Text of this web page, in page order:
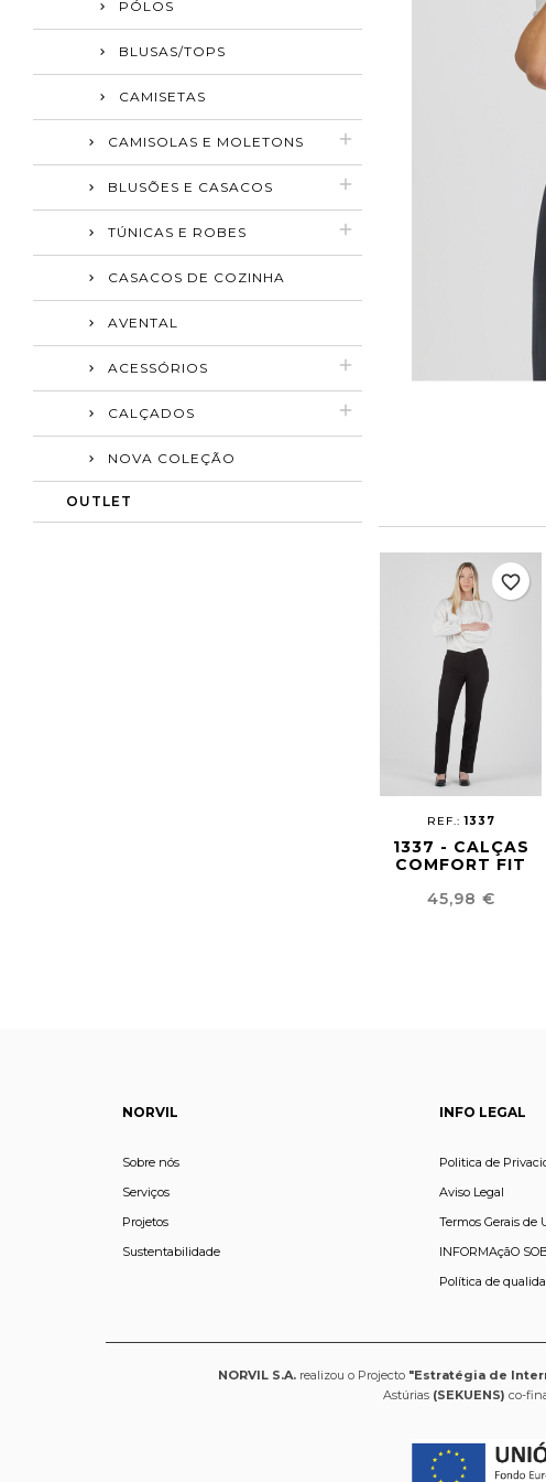
PÓLOS
BLUSAS/TOPS
CAMISETAS
CAMISOLAS E MOLETONS
BLUSÕES E CASACOS
TÚNICAS E ROBES
CASACOS DE COZINHA
AVENTAL
ACESSÓRIOS
CALÇADOS
NOVA COLEÇÃO
OUTLET
REF.:1337
1337 - CALÇAS
COMFORT FIT
Preço
45,98 €
favorite_border
NORVIL
Sobre nós
Serviços
Projetos
Sustentabilidade
INFO LEGAL
Politica de
Aviso Legal
Termos Gerais de
INFORMAçãO
Política de
NORVIL S.A. realizou o Projecto "Estratégia de
Astúrias (SEKUENS) co-